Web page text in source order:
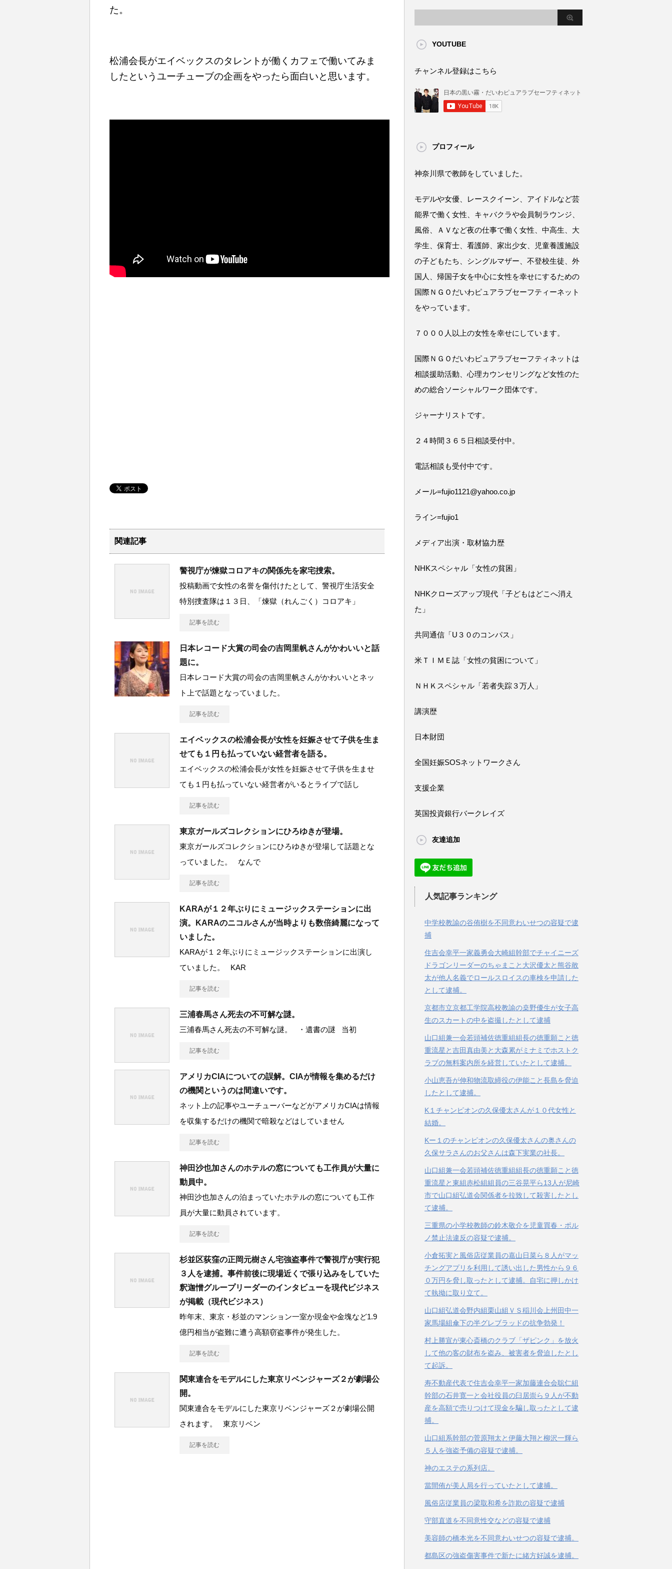
た。
松浦会長がエイベックスのタレントが働くカフェで働いてみま
したというユーチューブの企画をやったら面白いと思います。
関連記事
警視庁が煉獄コロアキの関係先を家宅捜索。
投稿動画で女性の名誉を傷付けたとして、警視庁生活安全
特別捜査隊は１３日、「煉獄（れんごく）コロアキ」
記事を読む
日本レコード大賞の司会の吉岡里帆さんがかわいいと話
題に。
日本レコード大賞の司会の吉岡里帆さんがかわいいとネッ
ト上で話題となっていました。
記事を読む
エイベックスの松浦会長が女性を妊娠させて子供を生ま
せても１円も払っていない経営者を語る。
エイベックスの松浦会長が女性を妊娠させて子供を生ませ
ても１円も払っていない経営者がいるとライブで話し
記事を読む
東京ガールズコレクションにひろゆきが登場。
東京ガールズコレクションにひろゆきが登場して話題とな
っていました。 なんで
記事を読む
KARAが１２年ぶりにミュージックステーションに出
演。KARAのニコルさんが当時よりも数倍綺麗になって
いました。
KARAが１２年ぶりにミュージックステーションに出演し
ていました。 KAR
記事を読む
三浦春馬さん死去の不可解な謎。
三浦春馬さん死去の不可解な謎。 ・遺書の謎 当初
記事を読む
アメリカCIAについての誤解。CIAが情報を集めるだけ
の機関というのは間違いです。
ネット上の記事やユーチューバーなどがアメリカCIAは情報
を収集するだけの機関で暗殺などはしていません
記事を読む
神田沙也加さんのホテルの窓についても工作員が大量に
動員中。
神田沙也加さんの泊まっていたホテルの窓についても工作
員が大量に動員されています。
記事を読む
杉並区荻窪の正岡元樹さん宅強盗事件で警視庁が実行犯
３人を逮捕。事件前後に現場近くで張り込みをしていた
釈迦憎グループリーダーのインタビューを現代ビジネス
が掲載（現代ビジネス）
昨年末、東京・杉並のマンション一室か現金や金塊など1.9
億円相当が盗難に遭う高額窃盗事件が発生した。
記事を読む
関東連合をモデルにした東京リベンジャーズ２が劇場公
開。
関東連合をモデルにした東京リベンジャーズ２が劇場公開
されます。 東京リベン
記事を読む
YOUTUBE
チャンネル登録はこちら
プロフィール
神奈川県で教師をしていました。
モデルや女優、レースクイーン、アイドルなど芸
能界で働く女性、キャバクラや会員制ラウンジ、
風俗、ＡＶなど夜の仕事で働く女性、中高生、大
学生、保育士、看護師、家出少女、児童養護施設
の子どもたち、シングルマザー、不登校生徒、外
国人、帰国子女を中心に女性を幸せにするための
国際ＮＧＯだいわピュアラブセーフティーネット
をやっています。
７０００人以上の女性を幸せにしています。
国際ＮＧＯだいわピュアラブセーフティネットは
相談援助活動、心理カウンセリングなど女性のた
めの総合ソーシャルワーク団体です。
ジャーナリストです。
２４時間３６５日相談受付中。
電話相談も受付中です。
メール=fujio1121@yahoo.co.jp
ライン=fujio1
メディア出演・取材協力歴
NHKスペシャル「女性の貧困」
NHKクローズアップ現代「子どもはどこへ消え
た」
共同通信「U３０のコンパス」
米ＴＩＭＥ誌「女性の貧困について」
ＮＨＫスペシャル「若者失踪３万人」
講演歴
日本財団
全国妊娠SOSネットワークさん
支援企業
英国投資銀行バークレイズ
友達追加
人気記事ランキング
中学校教諭の谷侑樹を不同意わいせつの容疑で逮
捕
住吉会幸平一家義勇会大崎組幹部でチャイニーズ
ドラゴンリーダーのちゃまこと大沢優太と熊谷敢
太が他人名義でロールスロイスの車検を申請した
として逮捕。
京都市立京都工学院高校教諭の桒野優生が女子高
生のスカートの中を盗撮したとして逮捕
山口組兼一会若頭補佐徳重組組長の徳重願こと徳
重流星と吉田真由美と大森累がミナミでホストク
ラブの無料案内所を経営していたとして逮捕。
小山恵吾が伸和物流取締役の伊能こと長島を脅迫
したとして逮捕。
K１チャンピオンの久保優太さんが１０代女性と
結婚。
Kー１のチャンピオンの久保優太さんの奥さんの
久保サラさんのお父さんは森下実業の社長。
山口組兼一会若頭補佐徳重組組長の徳重願こと徳
重流星と東組赤松組組員の三谷晃平ら13人が尼崎
市で山口組弘道会関係者を拉致して殺害したとし
て逮捕。
三重県の小学校教師の鈴木敬介を児童買春・ポル
ノ禁止法違反の容疑で逮捕。
小倉拓実と風俗店従業員の嘉山日菜ら８人がマッ
チングアプリを利用して誘い出した男性から９６
０万円を脅し取ったとして逮捕。自宅に押しかけ
て執拗に取り立て。
山口組弘道会野内組栗山組ＶＳ稲川会上州田中一
家馬場組傘下の半グレブラッドの抗争勃発！
村上勝宣が東心斎橋のクラブ「ザピンク」を放火
して他の客の財布を盗み、被害者を脅迫したとし
て起訴。
寿不動産代表で住吉会幸平一家加藤連合会聡仁組
幹部の石井寛一と会社役員の臼居崇ら９人が不動
産を高額で売りつけて現金を騙し取ったとして逮
捕。
山口組系幹部の菅原翔太と伊藤大翔と柳沢一輝ら
５人を強盗予備の容疑で逮捕。
神のエステの系列店。
當間侑が美人局を行っていたとして逮捕。
風俗店従業員の梁取和希を詐欺の容疑で逮捕
守部直道を不同意性交などの容疑で逮捕
美容師の橋本光を不同意わいせつの容疑で逮捕。
都島区の強盗傷害事件で新たに緒方好誠を逮捕。